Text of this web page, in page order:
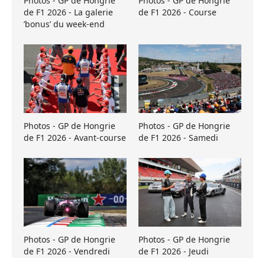
de F1 2026 - La galerie
’bonus’ du week-end
de F1 2026 - Course
Photos - GP de Hongrie
de F1 2026 - Avant-course
Photos - GP de Hongrie
de F1 2026 - Samedi
Photos - GP de Hongrie
de F1 2026 - Vendredi
Photos - GP de Hongrie
de F1 2026 - Jeudi